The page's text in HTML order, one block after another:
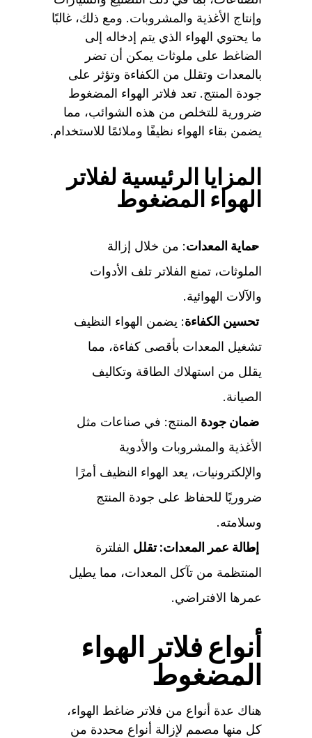
وإنتاج الأغذية والمشروبات. ومع ذلك، غالبًا
ما يحتوي الهواء الذي يتم إدخاله إلى
الضاغط على ملوثات يمكن أن تضر
بالمعدات وتقلل من الكفاءة وتؤثر على
جودة المنتج. تعد فلاتر الهواء المضغوط
ضرورية للتخلص من هذه الشوائب، مما
يضمن بقاء الهواء نظيفًا وملائمًا للاستخدام.
المزايا الرئيسية لفلاتر
الهواء المضغوط
حماية المعدات: من خلال إزالة
الملوثات، تمنع الفلاتر تلف الأدوات
والآلات الهوائية.
تحسين الكفاءة: يضمن الهواء النظيف
تشغيل المعدات بأقصى كفاءة، مما
يقلل من استهلاك الطاقة وتكاليف
الصيانة.
ضمان جودة المنتج: في صناعات مثل
الأغذية والمشروبات والأدوية
والإلكترونيات، يعد الهواء النظيف أمرًا
ضروريًا للحفاظ على جودة المنتج
وسلامته.
إطالة عمر المعدات: تقلل الفلترة
المنتظمة من تآكل المعدات، مما يطيل
عمرها الافتراضي.
أنواع فلاتر الهواء
المضغوط
هناك عدة أنواع من فلاتر ضاغط الهواء،
كل منها مصمم لإزالة أنواع محددة من